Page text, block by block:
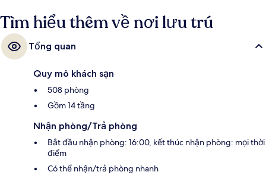
Tìm hiểu thêm về nơi lưu trú
Tổng quan
Quy mô khách sạn
508 phòng
Gồm 14 tầng
Nhận phòng/Trả phòng
Bắt đầu nhận phòng: 16:00, kết thúc nhận phòng: mọi thời
điểm
Có thể nhận/trả phòng nhanh